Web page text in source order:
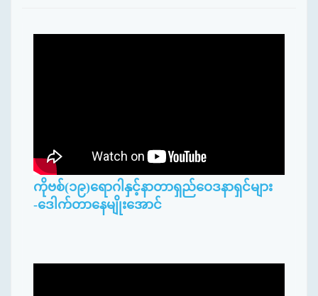
ကိုဗစ်(၁၉)ရောဂါနှင့်နာတာရှည်ဝေဒနာရှင်များ
-ဒေါက်တာနေမျိုးအောင်